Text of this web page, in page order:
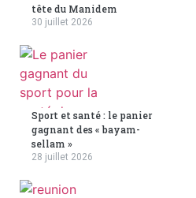
tête du Manidem
30 juillet 2026
Sport et santé : le panier
gagnant des « bayam-
sellam »
28 juillet 2026